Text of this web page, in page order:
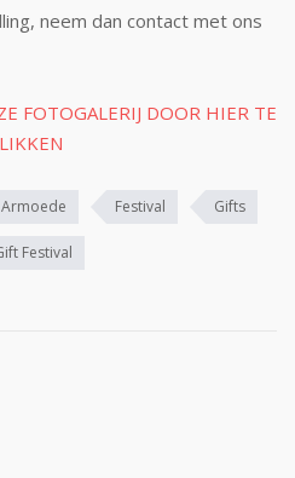
neem dan contact met ons
FOTOGALERIJ DOOR HIER TE
Armoede Festival Gifts
Festival